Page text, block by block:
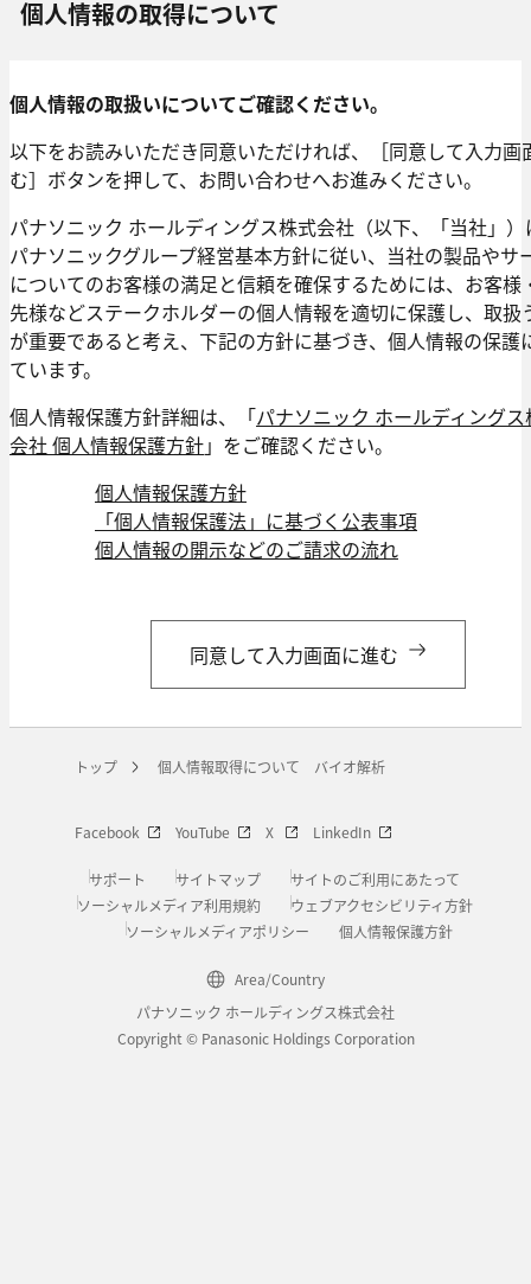
個人情報の取得について
個人情報の取扱いについてご確認ください。
以下をお読みいただき同意いただければ、［同意して入力画
む］ボタンを押して、お問い合わせへお進みください。
パナソニック ホールディングス株式会社（以下、「当社」）
パナソニックグループ経営基本方針に従い、当社の製品やサ
についてのお客様の満足と信頼を確保するためには、お客様
先様などステークホルダーの個人情報を適切に保護し、取扱
が重要であると考え、下記の方針に基づき、個人情報の保護
ています。
個人情報保護方針詳細は、「パナソニック ホールディングス
会社 個人情報保護方針」をご確認ください。
個人情報保護方針
「個人情報保護法」に基づく公表事項
個人情報の開示などのご請求の流れ
同意して入力画面に進む
トップ 個人情報取得について バイオ解析
Facebook YouTube X LinkedIn
サポート サイトマップ
サイトのご利用にあたって
ソーシャルメディア利用規約
ウェブアクセシビリティ方針
ソーシャルメディアポリシー
個人情報保護方針
Area/Country
パナソニック ホールディングス株式会社
Copyright © Panasonic Holdings Corporation